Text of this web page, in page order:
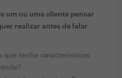
um ou uma cliente pensar
realizar antes de falar
que tenha características